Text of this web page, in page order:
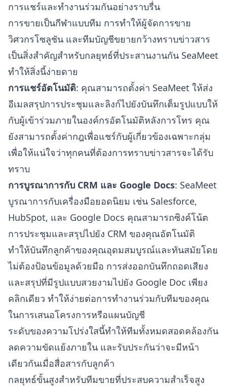
การแชร์และทำงานร่วมกันอย่างราบรื่น
การขายเป็นกีฬาแบบทีม การทำให้ผู้จัดการขาย
วิศวกรโซลูชัน และทีมบัญชีขยายกว้างทราบข่าวสาร
เป็นสิ่งสำคัญสำหรับกลยุทธ์ที่ประสานงานกัน SeaMeet
ทำให้สิ่งนี้ง่ายดาย
การแชร์อัตโนมัติ: คุณสามารถตั้งค่า SeaMeet ให้ส่ง
อีเมลสรุปการประชุมและลิงก์ไปยังบันทึกเต็มรูปแบบให้
กับผู้เข้าร่วมภายในองค์กรอัตโนมัติหลังการโทร คุณ
ยังสามารถตั้งค่ากฎเพื่อแชร์กับผู้เกี่ยวข้องเฉพาะกลุ่ม
เพื่อให้แน่ใจว่าทุกคนที่ต้องการทราบข่าวสารจะได้รับ
ทราบ
การบูรณาการกับ CRM และ Google Docs: SeaMeet
บูรณาการกับเครื่องมือยอดนิยม เช่น Salesforce,
HubSpot, และ Google Docs คุณสามารถซิงค์โน้ต
การประชุมและสรุปไปยัง CRM ของคุณอัตโนมัติ
ทำให้บันทึกลูกค้าของคุณอุดมสมบูรณ์และทันสมัยโดย
ไม่ต้องป้อนข้อมูลด้วยมือ การส่งออกบันทึกถอดเสียง
และสรุปที่มีรูปแบบสวยงามไปยัง Google Doc เพียง
คลิกเดียว ทำให้ง่ายต่อการทำงานร่วมกับทีมของคุณ
ในการเสนอโครงการหรือแผนบัญชี
ระดับของความโปร่งใสนี้ทำให้ทีมทั้งหมดสอดคล้องกัน
ลดความขัดแย้งภายใน และรับประกันว่าจะมีหน้า
เดียวกันเมื่อสื่อสารกับลูกค้า
กลยุทธ์ขั้นสูงสำหรับทีมขายที่ประสบความสำเร็จสูง